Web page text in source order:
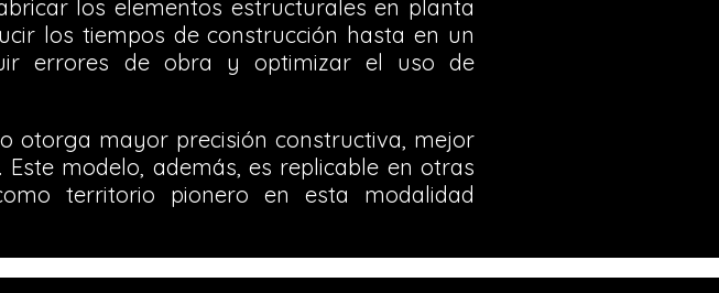
los elementos estructurales en planta
los tiempos de construcción hasta en un
errores de obra y optimizar el uso de
otorga mayor precisión constructiva, mejor
modelo, además, es replicable en otras
territorio pionero en esta modalidad